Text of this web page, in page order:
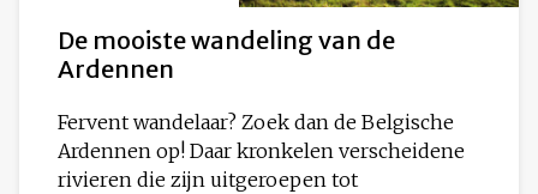
De mooiste wandeling van de
Ardennen
Fervent wandelaar? Zoek dan de Belgische
Ardennen op! Daar kronkelen verscheidene
rivieren die zijn uitgeroepen tot